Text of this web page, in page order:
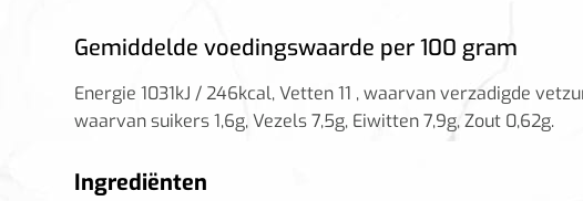
Gemiddelde voedingswaarde per 100 gram
Energie 1031kJ / 246kcal, Vetten 11 , waarvan verzadigde
waarvan suikers 1,6g, Vezels 7,5g, Eiwitten 7,9g, Zout 0,62g.
Ingrediënten